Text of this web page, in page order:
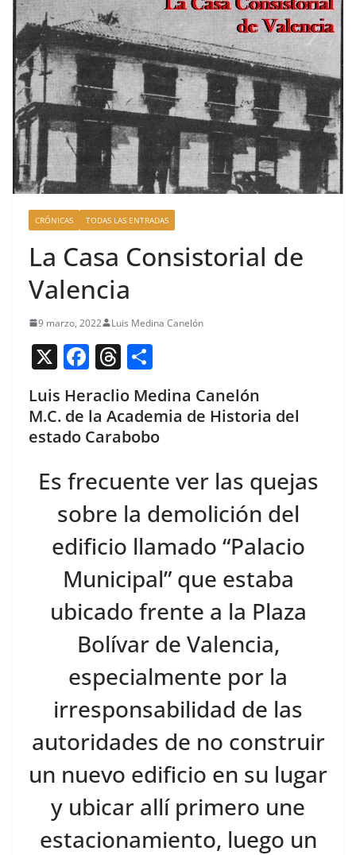
CRÓNICAS TODAS LAS ENTRADAS
La Casa Consistorial de
Valencia
9 marzo, 2022 Luis Medina Canelón
X F
a
c
e
o
o
k
T
h
re
a
s
o
m
p
tir
Luis Heraclio Medina Canelón
M.C. de la Academia de Historia del
estado Carabobo
Es frecuente ver las quejas
sobre la demolición del
edificio llamado “Palacio
Municipal” que estaba
ubicado frente a la Plaza
Bolívar de Valencia,
especialmente por la
irresponsabilidad de las
autoridades de no construir
un nuevo edificio en su lugar
y ubicar allí primero une
estacionamiento, luego un